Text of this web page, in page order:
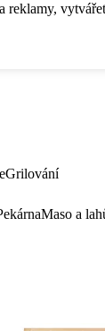
Grilování
Maso a